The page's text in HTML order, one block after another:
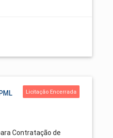
Licitação Encerrada
Contratação de